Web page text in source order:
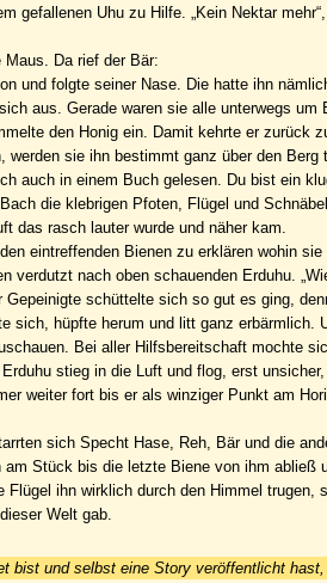
gefallenen Uhu zu Hilfe. „Kein Nektar
Maus. Da rief der Bär:
und folgte seiner Nase. Die hatte ihn
aus. Gerade waren sie alle unterwegs
den Honig ein. Damit kehrte er zurück
werden sie ihn bestimmt ganz über den
auch in einem Buch gelesen. Du bist ein
die klebrigen Pfoten, Flügel und
das rasch lauter wurde und näher kam.
eintreffenden Bienen zu erklären wohin
verdutzt nach oben schauenden Erduhu.
schüttelte sich so gut es ging,
sich, hüpfte herum und litt ganz
Bei aller Hilfsbereitschaft mochte
stieg in die Luft und flog, erst
weiter fort bis er als winziger Punkt am
sich Specht Hase, Reh, Bär und die
Stück bis die letzte Biene von ihm
Flügel ihn wirklich durch den Himmel
Welt gab.
bist und selbst eine Story veröffentlicht